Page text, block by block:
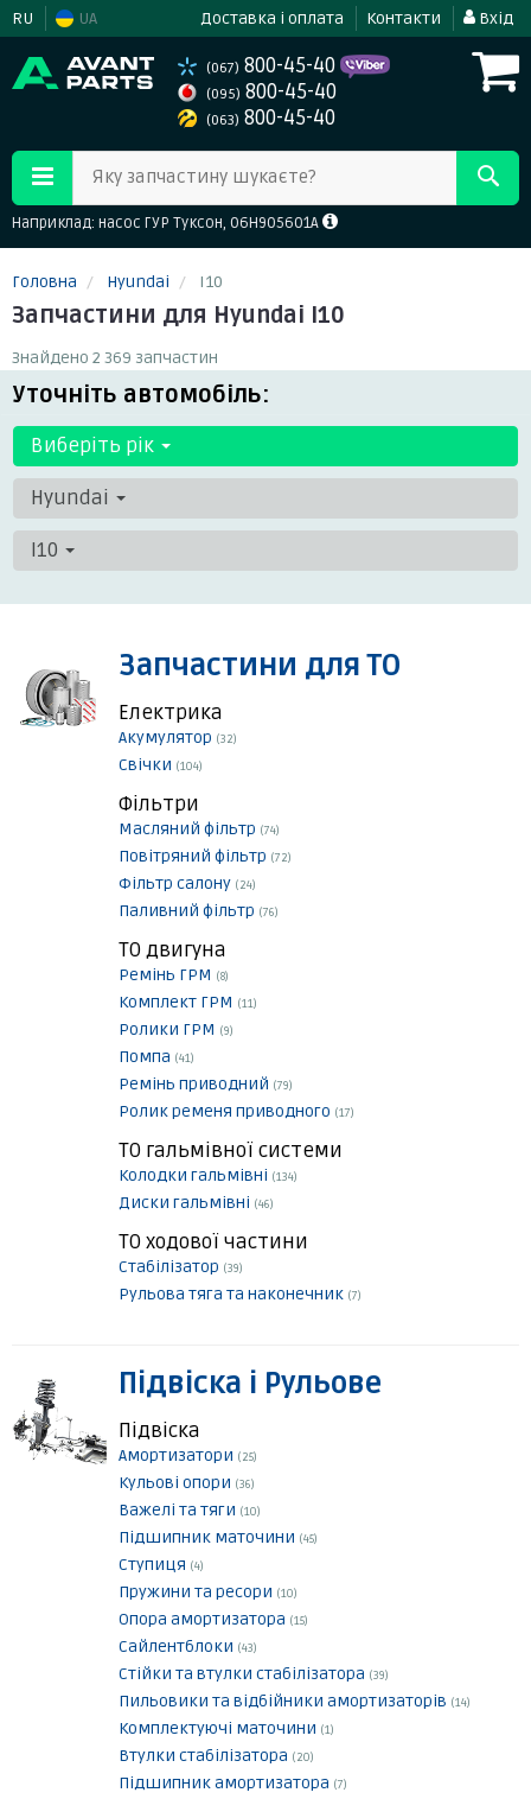
RU UA Доставка і оплата Контакти Вхід
(067) 800-45-40
(095) 800-45-40
(063) 800-45-40
Яку запчастину шукаєте?
Наприклад: насос ГУР Туксон, 06H905601A
Головна Hyundai I10
Запчастини для Hyundai I10
Знайдено 2 369 запчастин
Уточніть автомобіль:
Виберіть рік
Hyundai
I10
Запчастини для ТО
Електрика
Акумулятор (32)
Свічки (104)
Фільтри
Масляний фільтр (74)
Повітряний фільтр (72)
Фільтр салону (24)
Паливний фільтр (76)
ТО двигуна
Ремінь ГРМ (8)
Комплект ГРМ (11)
Ролики ГРМ (9)
Помпа (41)
Ремінь приводний (79)
Ролик ременя приводного (17)
ТО гальмівної системи
Колодки гальмівні (134)
Диски гальмівні (46)
ТО ходової частини
Стабілізатор (39)
Рульова тяга та наконечник (7)
Підвіска і Рульове
Підвіска
Амортизатори (25)
Кульові опори (36)
Важелі та тяги (10)
Підшипник маточини (45)
Ступиця (4)
Пружини та ресори (10)
Опора амортизатора (15)
Сайлентблоки (43)
Стійки та втулки стабілізатора (39)
Пильовики та відбійники амортизаторів (14)
Комплектуючі маточини (1)
Втулки стабілізатора (20)
Підшипник амортизатора (7)